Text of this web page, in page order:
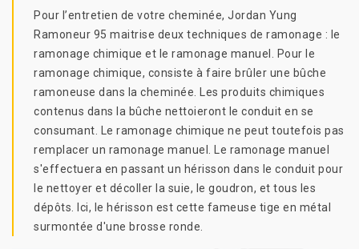
Pour l’entretien de votre cheminée, Jordan Yung
Ramoneur 95 maitrise deux techniques de ramonage : le
ramonage chimique et le ramonage manuel. Pour le
ramonage chimique, consiste à faire brûler une bûche
ramoneuse dans la cheminée. Les produits chimiques
contenus dans la bûche nettoieront le conduit en se
consumant. Le ramonage chimique ne peut toutefois pas
remplacer un ramonage manuel. Le ramonage manuel
s'effectuera en passant un hérisson dans le conduit pour
le nettoyer et décoller la suie, le goudron, et tous les
dépôts. Ici, le hérisson est cette fameuse tige en métal
surmontée d'une brosse ronde.